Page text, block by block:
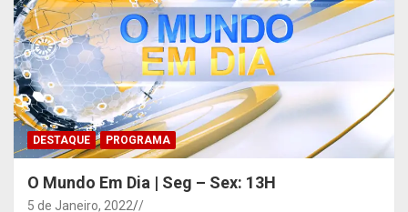
DESTAQUE PROGRAMA
O Mundo Em Dia | Seg – Sex: 13H
5 de Janeiro, 2022 /